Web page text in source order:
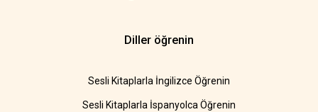
Diller öğrenin
Sesli Kitaplarla İngilizce Öğrenin
Sesli Kitaplarla İspanyolca Öğrenin